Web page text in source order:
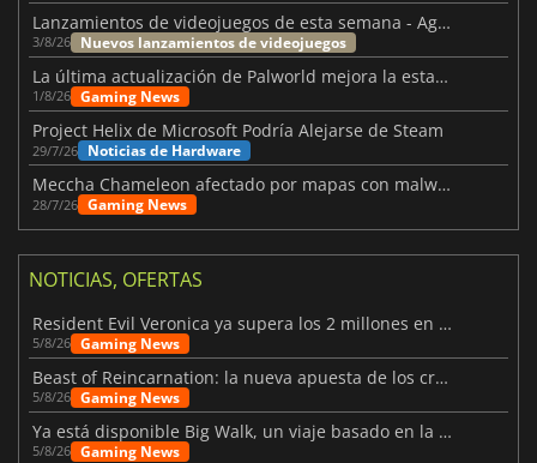
Lanzamientos de videojuegos de esta semana - Agosto de 2026 (semana 32)
3/8/26 Nuevos lanzamientos de videojuegos
La última actualización de Palworld mejora la estabilidad
1/8/26 Gaming News
Project Helix de Microsoft Podría Alejarse de Steam
29/7/26 Noticias de Hardware
Meccha Chameleon afectado por mapas con malware y Discord
28/7/26 Gaming News
NOTICIAS, OFERTAS
Resident Evil Veronica ya supera los 2 millones en listas de deseados
5/8/26 Gaming News
Beast of Reincarnation: la nueva apuesta de los creadores de Pokémon
5/8/26 Gaming News
Ya está disponible Big Walk, un viaje basado en la amistad
5/8/26 Gaming News